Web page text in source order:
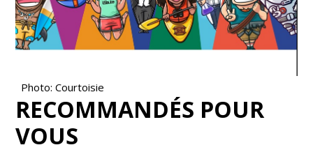
Photo: Courtoisie
RECOMMANDÉS POUR
VOUS